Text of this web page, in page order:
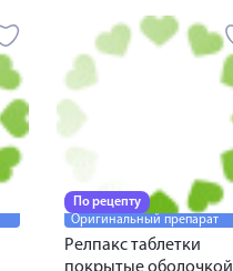
По рецепту
Оригинальный препарат
Релпакс таблетки